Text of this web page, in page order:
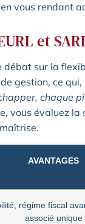
vous rendant
et
débat sur la
gestion, ce
chaque
vous évaluez
AVANTAGES
régime fiscal
associé unique